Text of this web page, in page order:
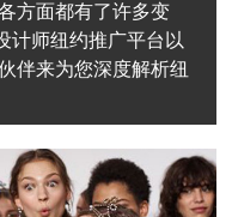
方面都有了许多变
计师纽约推广平台以
伴来为您深度解析纽